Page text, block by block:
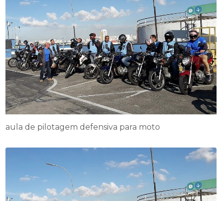
aula de pilotagem defensiva para moto